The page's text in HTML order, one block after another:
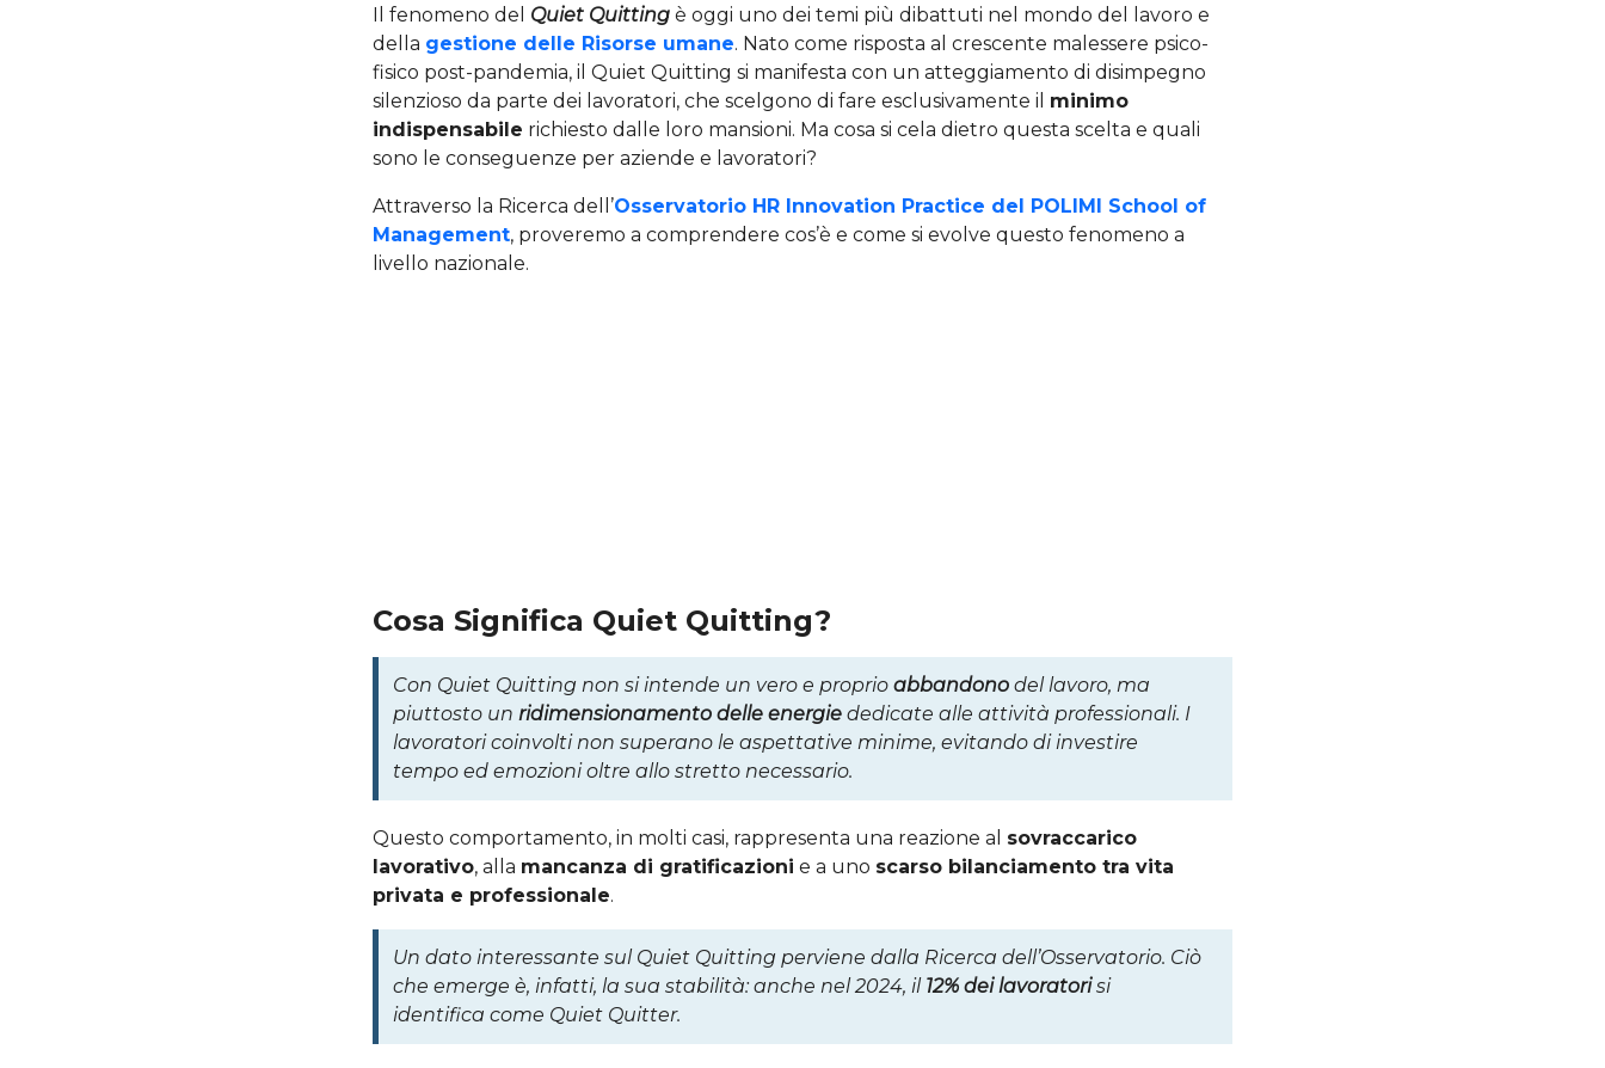
Il fenomeno del Quiet Quitting è oggi uno dei temi più dibattuti nel mondo del lavoro e
della gestione delle Risorse umane. Nato come risposta al crescente malessere psico-
fisico post-pandemia, il Quiet Quitting si manifesta con un atteggiamento di disimpegno
silenzioso da parte dei lavoratori, che scelgono di fare esclusivamente il minimo
indispensabile richiesto dalle loro mansioni. Ma cosa si cela dietro questa scelta e quali
sono le conseguenze per aziende e lavoratori?
Attraverso la Ricerca dell’Osservatorio HR Innovation Practice del POLIMI School of
Management, proveremo a comprendere cos’è e come si evolve questo fenomeno a
livello nazionale.
Cosa Significa Quiet Quitting?
Con Quiet Quitting non si intende un vero e proprio abbandono del lavoro, ma
piuttosto un ridimensionamento delle energie dedicate alle attività professionali. I
lavoratori coinvolti non superano le aspettative minime, evitando di investire
tempo ed emozioni oltre allo stretto necessario.
Questo comportamento, in molti casi, rappresenta una reazione al sovraccarico
lavorativo, alla mancanza di gratificazioni e a uno scarso bilanciamento tra vita
privata e professionale.
Un dato interessante sul Quiet Quitting perviene dalla Ricerca dell’Osservatorio. Ciò
che emerge è, infatti, la sua stabilità: anche nel 2024, il 12% dei lavoratorisi
identifica come Quiet Quitter.